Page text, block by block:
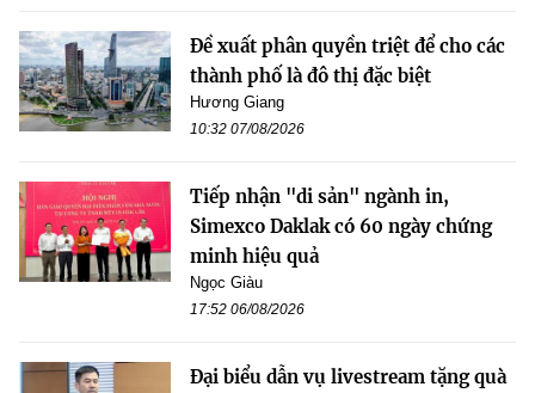
Đề xuất phân quyền triệt để cho các
thành phố là đô thị đặc biệt
Hương Giang
10:32 07/08/2026
Tiếp nhận "di sản" ngành in,
Simexco Daklak có 60 ngày chứng
minh hiệu quả
Ngọc Giàu
17:52 06/08/2026
Đại biểu dẫn vụ livestream tặng quà